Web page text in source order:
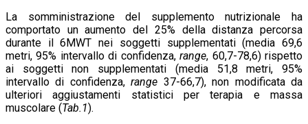
La somministrazione del supplemento nutrizionale ha
comportato un aumento del 25% della distanza percorsa
durante il 6MWT nei soggetti supplementati (media 69,6
metri, 95% intervallo di confidenza,range, 60,7-78,6) rispetto
ai soggetti non supplementati (media 51,8 metri, 95%
intervallo di confidenza,range 37-66,7), non modificata da
ulteriori aggiustamenti statistici per terapia e massa
muscolare (Tab.1).